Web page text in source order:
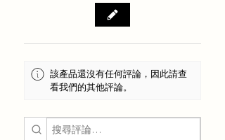
該產品還沒有任何評論，因此請查
看我們的其他評論。